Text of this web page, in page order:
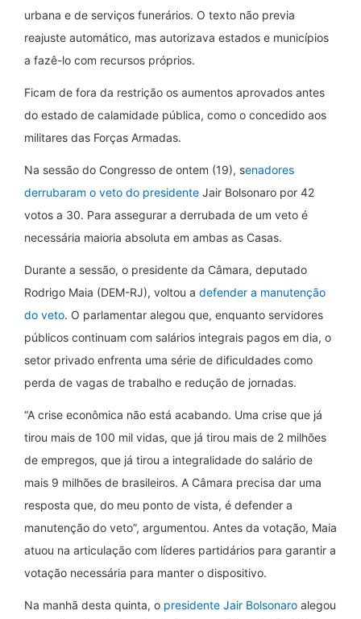
urbana e de serviços funerários. O texto não previa
reajuste automático, mas autorizava estados e municípios
a fazê-lo com recursos próprios.
Ficam de fora da restrição os aumentos aprovados antes
do estado de calamidade pública, como o concedido aos
militares das Forças Armadas.
Na sessão do Congresso de ontem (19), senadores
derrubaram o veto do presidente Jair Bolsonaro por 42
votos a 30. Para assegurar a derrubada de um veto é
necessária maioria absoluta em ambas as Casas.
Durante a sessão, o presidente da Câmara, deputado
Rodrigo Maia (DEM-RJ), voltou a defender a manutenção
do veto. O parlamentar alegou que, enquanto servidores
públicos continuam com salários integrais pagos em dia, o
setor privado enfrenta uma série de dificuldades como
perda de vagas de trabalho e redução de jornadas.
“A crise econômica não está acabando. Uma crise que já
tirou mais de 100 mil vidas, que já tirou mais de 2 milhões
de empregos, que já tirou a integralidade do salário de
mais 9 milhões de brasileiros. A Câmara precisa dar uma
resposta que, do meu ponto de vista, é defender a
manutenção do veto”, argumentou. Antes da votação, Maia
atuou na articulação com líderes partidários para garantir a
votação necessária para manter o dispositivo.
Na manhã desta quinta, o presidente Jair Bolsonaro alegou